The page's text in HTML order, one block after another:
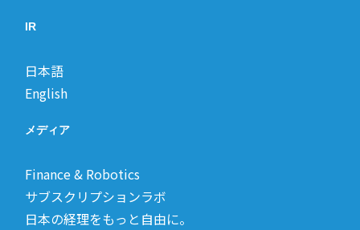
IR
日本語
English
メディア
Finance & Robotics
サブスクリプションラボ
日本の経理をもっと自由に。